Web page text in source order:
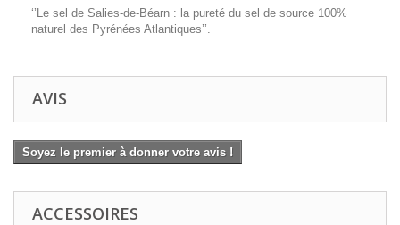
‘’Le sel de Salies-de-Béarn : la pureté du sel de source 100%
naturel des Pyrénées Atlantiques’’.
AVIS
Soyez le premier à donner votre avis !
ACCESSOIRES